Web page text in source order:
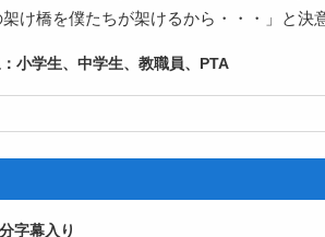
け橋を僕たちが架けるから・・・」と決
小学生、中学生、教職員、PTA
字幕入り